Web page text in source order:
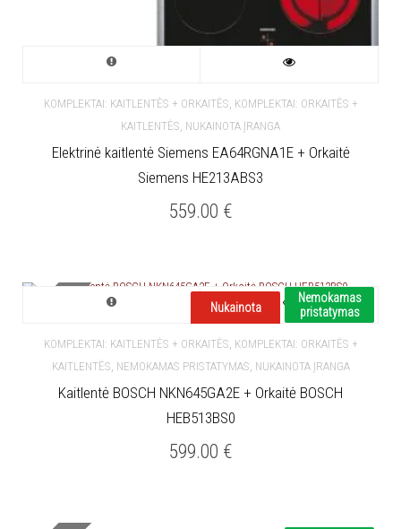
KOMPLEKTAI: KAITLENTĖS + ORKAITĖS, KOMPLEKTAI: ORKAITĖS +
KAITLENTĖS, NUKAINOTA ĮRANGA
Elektrinė kaitlentė Siemens EA64RGNA1E + Orkaitė
Siemens HE213ABS3
559.00 €
Nukainota
Nemokamas
pristatymas
KOMPLEKTAI: KAITLENTĖS + ORKAITĖS, KOMPLEKTAI: ORKAITĖS +
KAITLENTĖS, NEMOKAMAS PRISTATYMAS, NUKAINOTA ĮRANGA
Kaitlentė BOSCH NKN645GA2E + Orkaitė BOSCH
HEB513BS0
599.00 €